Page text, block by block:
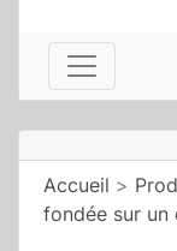
Accueil >
fondée sur